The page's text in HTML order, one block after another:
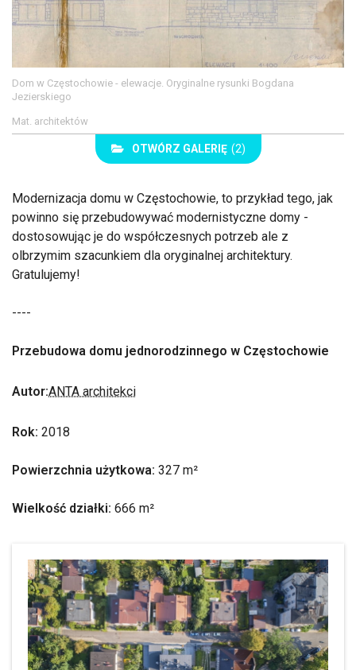
Dom w Częstochowie - elewacje. Oryginalne rysunki Bogdana
Jezierskiego
Mat. architektów
OTWÓRZ GALERIĘ (2)
Modernizacja domu w Częstochowie, to przykład tego, jak
powinno się przebudowywać modernistyczne domy -
dostosowując je do współczesnych potrzeb ale z
olbrzymim szacunkiem dla oryginalnej architektury.
Gratulujemy!
----
Przebudowa domu jednorodzinnego w Częstochowie
Autor:ANTA architekci
Rok: 2018
Powierzchnia użytkowa: 327 m²
Wielkość działki: 666 m²